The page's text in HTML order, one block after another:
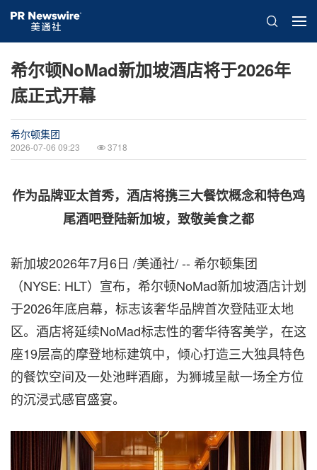
希尔顿NoMad新加坡酒店将于2026年
底正式开幕
希尔顿集团
2026-07-06 09:23 3718
作为品牌亚太首秀，酒店将携三大餐饮概念和特色鸡
尾酒吧登陆新加坡，致敬美食之都
新加坡2026年7月6日 /美通社/ -- 希尔顿集团
（NYSE: HLT）宣布，希尔顿NoMad新加坡酒店计划
于2026年底启幕，标志该奢华品牌首次登陆亚太地
区。酒店将延续NoMad标志性的奢华待客美学，在这
座19层高的摩登地标建筑中，倾心打造三大独具特色
的餐饮空间及一处池畔酒廊，为狮城呈献一场全方位
的沉浸式感官盛宴。